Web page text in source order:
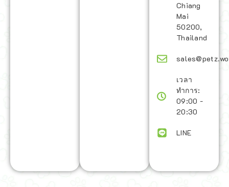
Chiang
Mai
50200,
Thailand
เวลา
ทำการ:
09:00 -
20:30
LINE